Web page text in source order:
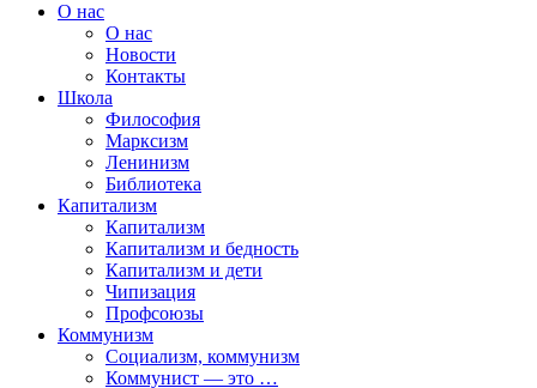
О нас
О нас
Новости
Контакты
Школа
Философия
Марксизм
Ленинизм
Библиотека
Капитализм
Капитализм
Капитализм и бедность
Капитализм и дети
Чипизация
Профсоюзы
Коммунизм
Социализм, коммунизм
Коммунист — это …